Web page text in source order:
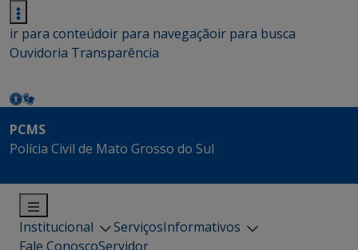
ir para conteúdoir para navegaçãoir para busca
Ouvidoria Transparência
PCMS
Polícia Civil de Mato Grosso do Sul
Institucional ServiçosInformativos
Fale ConoscoServidor